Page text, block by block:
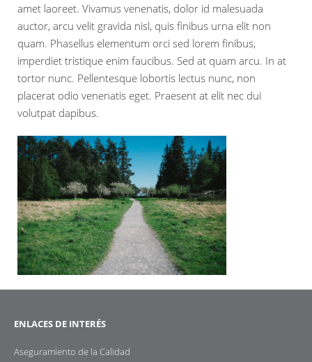
amet laoreet. Vivamus venenatis, dolor id malesuada
auctor, arcu velit gravida nisl, quis finibus urna elit non
quam. Phasellus elementum orci sed lorem finibus,
imperdiet tristique enim faucibus. Sed at quam arcu. In at
tortor nunc. Pellentesque lobortis lectus nunc, non
placerat odio venenatis eget. Praesent at elit nec dui
volutpat dapibus.
ENLACES DE INTERÉS
Aseguramiento de la Calidad